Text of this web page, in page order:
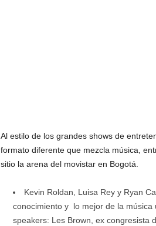
Al estilo de los grandes shows de
formato diferente que mezcla música,
sitio la arena del movistar en Bogotá.
Kevin Roldan, Luisa Rey y Ryan
conocimiento y lo mejor de la música
speakers: Les Brown, ex congresista